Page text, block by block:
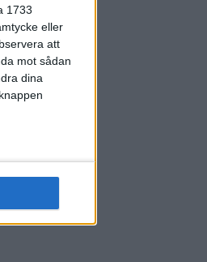
1733
eller
att
mot sådan
dina